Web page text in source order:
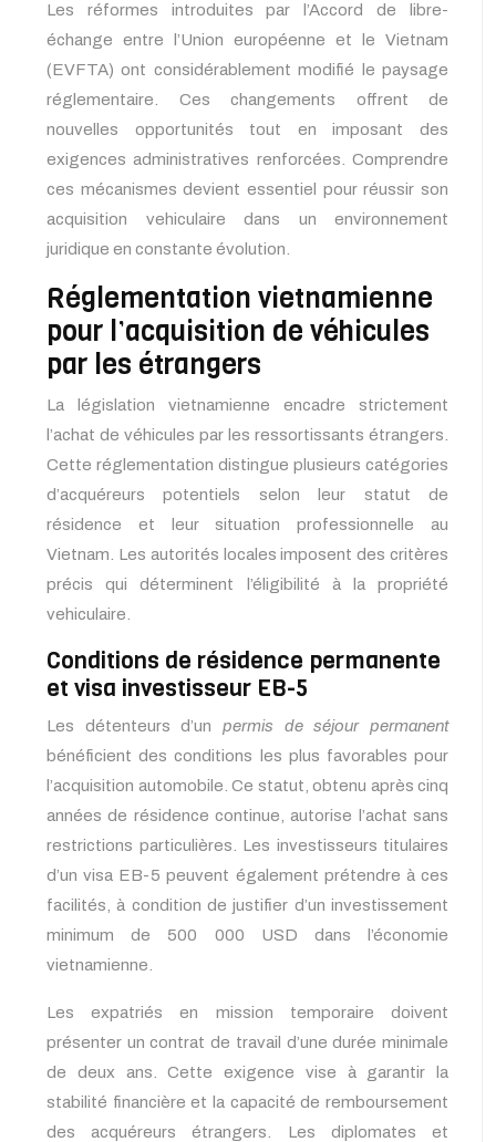
Les réformes introduites par l’Accord de libre-
échange entre l’Union européenne et le Vietnam
(EVFTA) ont considérablement modifié le paysage
réglementaire. Ces changements offrent de
nouvelles opportunités tout en imposant des
exigences administratives renforcées. Comprendre
ces mécanismes devient essentiel pour réussir son
acquisition vehiculaire dans un environnement
juridique en constante évolution.
Réglementation vietnamienne
pour l’acquisition de véhicules
par les étrangers
La législation vietnamienne encadre strictement
l’achat de véhicules par les ressortissants étrangers.
Cette réglementation distingue plusieurs catégories
d’acquéreurs potentiels selon leur statut de
résidence et leur situation professionnelle au
Vietnam. Les autorités locales imposent des critères
précis qui déterminent l’éligibilité à la propriété
vehiculaire.
Conditions de résidence permanente
et visa investisseur EB-5
Les détenteurs d’un permis de séjour permanent
bénéficient des conditions les plus favorables pour
l’acquisition automobile. Ce statut, obtenu après cinq
années de résidence continue, autorise l’achat sans
restrictions particulières. Les investisseurs titulaires
d’un visa EB-5 peuvent également prétendre à ces
facilités, à condition de justifier d’un investissement
minimum de 500 000 USD dans l’économie
vietnamienne.
Les expatriés en mission temporaire doivent
présenter un contrat de travail d’une durée minimale
de deux ans. Cette exigence vise à garantir la
stabilité financière et la capacité de remboursement
des acquéreurs étrangers. Les diplomates et